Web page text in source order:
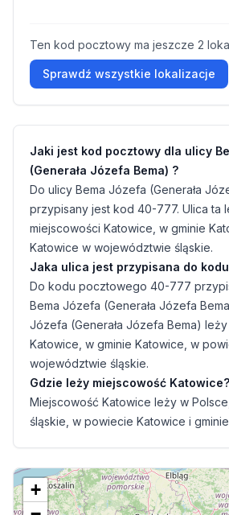
Ten kod pocztowy ma jeszcze 2
Sprawdź wszystkie lokalizacje
Jaki jest kod pocztowy dla ulicy
(Generała Józefa Bema) ?
Do ulicy Bema Józefa (Generała
przypisany jest kod 40-777. Ulica ta
miejscowości Katowice, w gminie
Katowice w województwie śląskie.
Jaka ulica jest przypisana do
Do kodu pocztowego 40-777
Bema Józefa (Generała Józefa
Józefa (Generała Józefa Bema)
Katowice, w gminie Katowice, w
województwie śląskie.
Gdzie leży miejscowość Katowice?
Miejscowość Katowice leży w
śląskie, w powiecie Katowice i
+